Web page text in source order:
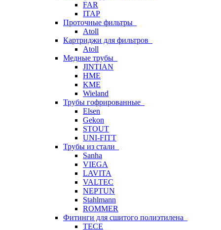
FAR
ITAP
Проточные фильтры
Atoll
Картриджи для фильтров
Atoll
Медные трубы
JINTIAN
HME
KME
Wieland
Трубы гофрированные
Elsen
Gekon
STOUT
UNI-FITT
Трубы из стали
Sanha
VIEGA
LAVITA
VALTEC
NEPTUN
Stahlmann
ROMMER
Фитинги для сшитого полиэтилена
TECE